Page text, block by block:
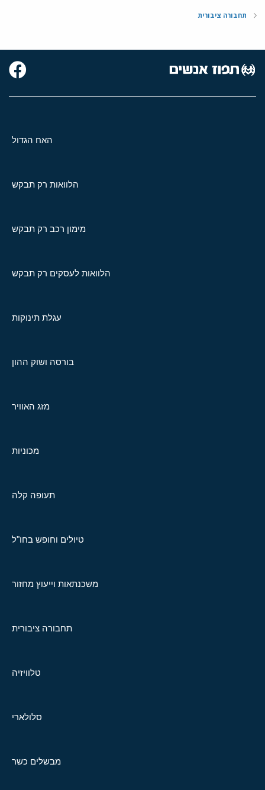
תחבורה ציבורית
האח הגדול
הלוואות רק תבקש
מימון רכב רק תבקש
הלוואות לעסקים רק תבקש
עגלת תינוקות
בורסה ושוק ההון
מזג האוויר
מכוניות
תעופה קלה
טיולים וחופש בחו"ל
משכנתאות וייעוץ מחזור
תחבורה ציבורית
טלוויזיה
סלולארי
מבשלים כשר